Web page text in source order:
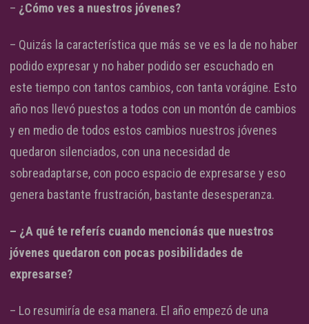
– ¿Cómo ves a nuestros jóvenes?
– Quizás la característica que más se ve es la de no haber
podido expresar y no haber podido ser escuchado en
este tiempo con tantos cambios, con tanta vorágine. Esto
año nos llevó puestos a todos con un montón de cambios
y en medio de todos estos cambios nuestros jóvenes
quedaron silenciados, con una necesidad de
sobreadaptarse, con poco espacio de expresarse y eso
genera bastante frustración, bastante desesperanza.
– ¿A qué te referís cuando mencionás que nuestros
jóvenes quedaron con pocas posibilidades de
expresarse?
– Lo resumiría de esa manera. El año empezó de una